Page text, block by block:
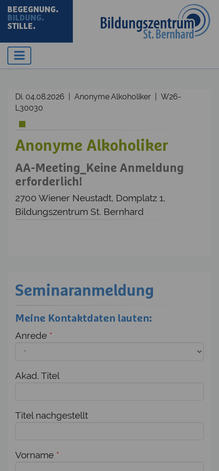
BEGEGNUNG.
BILDUNG.
STILLE.
Di. 04.08.2026 | Anonyme Alkoholiker | W26-
L30030
Anonyme Alkoholiker
AA-Meeting_Keine Anmeldung
erforderlich!
2700 Wiener Neustadt, Domplatz 1,
Bildungszentrum St. Bernhard
Seminaranmeldung
Meine Kontaktdaten lauten:
Anrede *
Akad. Titel
Titel nachgestellt
Vorname *